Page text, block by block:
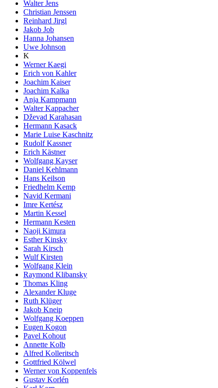
Walter Jens
Christian Jenssen
Reinhard Jirgl
Jakob Job
Hanna Johansen
Uwe Johnson
K
Werner Kaegi
Erich von Kahler
Joachim Kaiser
Joachim Kalka
Anja Kampmann
Walter Kappacher
Dževad Karahasan
Hermann Kasack
Marie Luise Kaschnitz
Rudolf Kassner
Erich Kästner
Wolfgang Kayser
Daniel Kehlmann
Hans Keilson
Friedhelm Kemp
Navid Kermani
Imre Kertész
Martin Kessel
Hermann Kesten
Naoji Kimura
Esther Kinsky
Sarah Kirsch
Wulf Kirsten
Wolfgang Klein
Raymond Klibansky
Thomas Kling
Alexander Kluge
Ruth Klüger
Jakob Kneip
Wolfgang Koeppen
Eugen Kogon
Pavel Kohout
Annette Kolb
Alfred Kolleritsch
Gottfried Kölwel
Werner von Koppenfels
Gustav Korlén